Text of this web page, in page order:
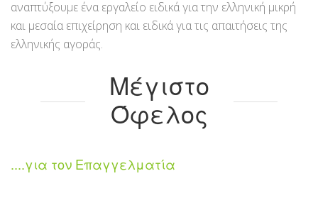
αναπτύξουμε ένα εργαλείο ειδικά για την ελληνική μικρή
και μεσαία επιχείρηση και ειδικά για τις απαιτήσεις της
ελληνικής αγοράς.
Μέγιστο
Όφελος
....για τον Επαγγελματία